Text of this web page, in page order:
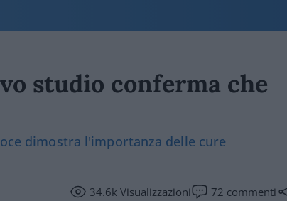
studio conferma che
dimostra l'importanza delle cure
34.6kVisualizzazioni 72 commenti